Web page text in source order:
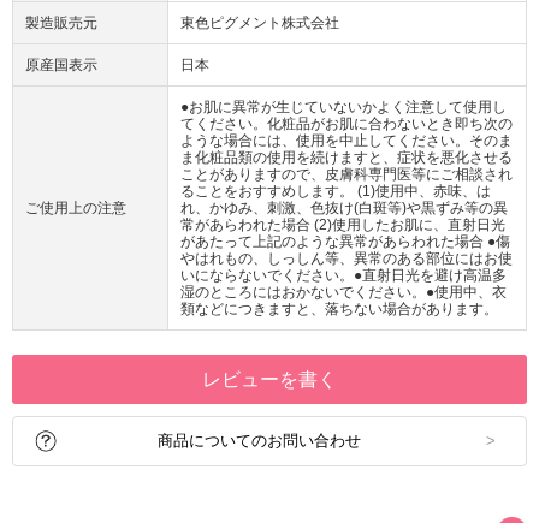
製造販売元 東色ピグメント株式会社
原産国表示 日本
ご使用上の注意
●お肌に異常が生じていないかよく注意して使用し
てください。化粧品がお肌に合わないとき即ち次の
ような場合には、使用を中止してください。そのま
ま化粧品類の使用を続けますと、症状を悪化させる
ことがありますので、皮膚科専門医等にご相談され
ることをおすすめします。 (1)使用中、赤味、は
れ、かゆみ、刺激、色抜け(白斑等)や黒ずみ等の異
常があらわれた場合 (2)使用したお肌に、直射日光
があたって上記のような異常があらわれた場合 ●傷
やはれもの、しっしん等、異常のある部位にはお使
いにならないでください。●直射日光を避け高温多
湿のところにはおかないでください。●使用中、衣
類などにつきますと、落ちない場合があります。
レビューを書く
商品についてのお問い合わせ